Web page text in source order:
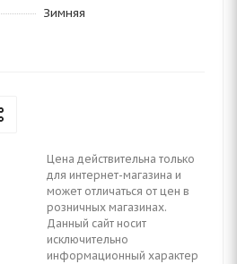
Зимняя
Цена действительна только
для интернет-магазина и
может отличаться от цен в
розничных магазинах.
Данный сайт носит
исключительно
информационный характер